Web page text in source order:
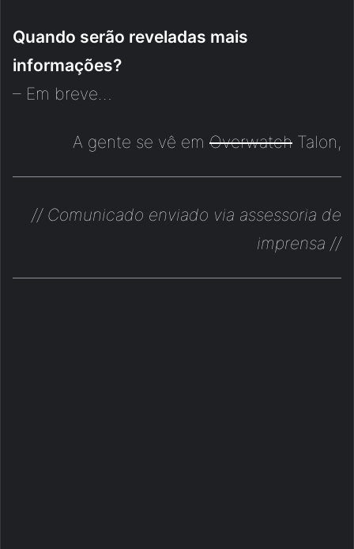
Quando serão reveladas mais
informações?
– Em breve…
A gente se vê em Overwatch Talon,
// Comunicado enviado via assessoria de
imprensa //